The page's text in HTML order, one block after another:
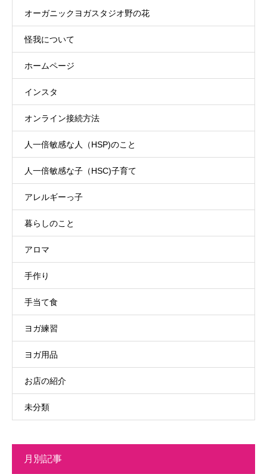
オーガニックヨガスタジオ野の花
怪我について
ホームページ
インスタ
オンライン接続方法
人一倍敏感な人（HSP)のこと
人一倍敏感な子（HSC)子育て
アレルギーっ子
暮らしのこと
アロマ
手作り
手当て食
ヨガ練習
ヨガ用品
お店の紹介
未分類
月別記事